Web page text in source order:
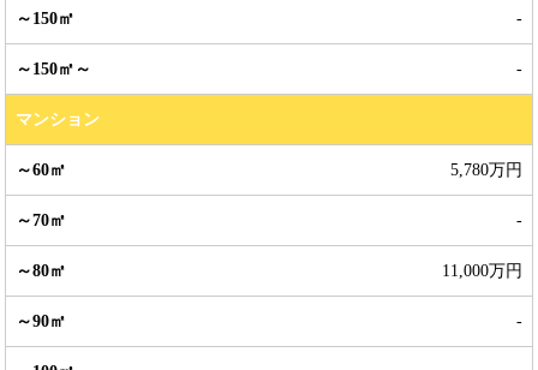
-
-
マンション
5,780万円
-
11,000万円
-